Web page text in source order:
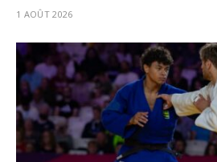
1 AOÛT 2026